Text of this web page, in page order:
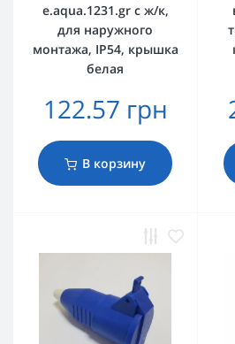
e.aqua.1231.gr с ж/к,
для наружного
монтажа, IP54, крышка
белая
122.57 грн
В корзину